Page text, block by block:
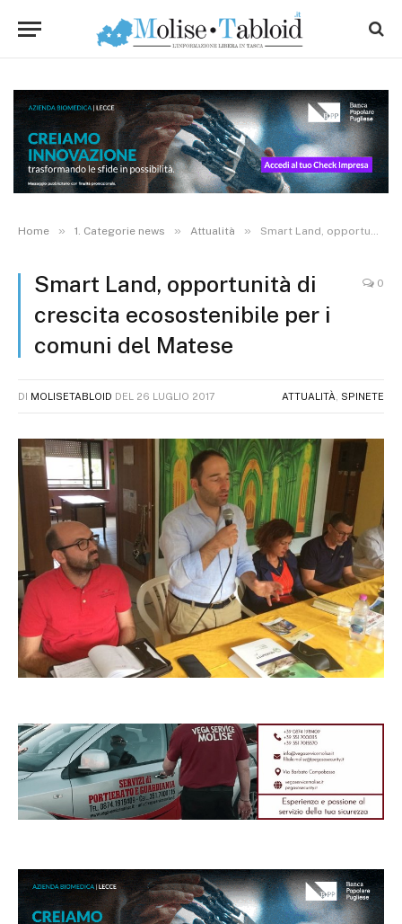
Home » 1. Categorie news » Attualità » Smart Land, opportunità di crescita ecosostenibile per i comuni del Matese
Smart Land, opportunità di
crescita ecosostenibile per i
comuni del Matese
0
DI MOLISETABLOID DEL 26 LUGLIO 2017 ATTUALITÀ SPINETE